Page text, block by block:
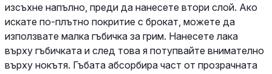
изсъхне напълно, преди да нанесете втори слой. Ако
искате по-плътно покритие с брокат, можете да
използвате малка гъбичка за грим. Нанесете лака
върху гъбичката и след това я потупвайте внимателно
върху нокътя. Гъбата абсорбира част от прозрачната